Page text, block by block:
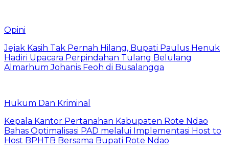
Opini
Jejak Kasih Tak Pernah Hilang, Bupati Paulus Henuk
Hadiri Upacara Perpindahan Tulang Belulang
Almarhum Johanis Feoh di Busalangga
Hukum Dan Kriminal
Kepala Kantor Pertanahan Kabupaten Rote Ndao
Bahas Optimalisasi PAD melalui Implementasi Host to
Host BPHTB Bersama Bupati Rote Ndao